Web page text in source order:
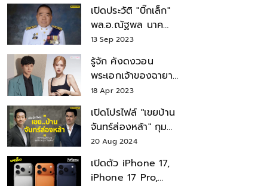
เปิดประวัติ "บิ๊กเล็ก"
พล.อ.ณัฐพล นาค
พาณิชย์ จากเลขาฯ
สมช.-เลขาฯ
รมว.กลาโหม
13 Sep 2023
รู้จัก คังดงวอน
พระเอกเจ้าของฉายา
สมบัติแห่งชาติ หลังมี
18 Apr 2023
เปิดโปรไฟล์ "เขยบ้าน
จันทร์ส่องหล้า" กุม
บังเหียนธุรกิจตระกูล
"ชินวัตร"
20 Aug 2024
เปิดตัว iPhone 17,
iPhone 17 Pro,